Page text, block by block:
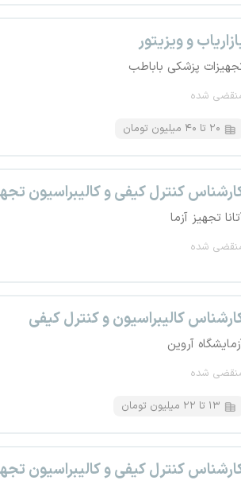
و ویزیتور
پزشکی باباطب
شده
۲۰ تا ۴۰ میلیون تومان
کنترل کیفی و کالیبراسیون
تجهیز آزما
شده
کالیبراسیون و کنترل کیفی
آروین
شده
۱۳ تا ۲۲ میلیون تومان
کنترل کیفی و کالیبراسیون